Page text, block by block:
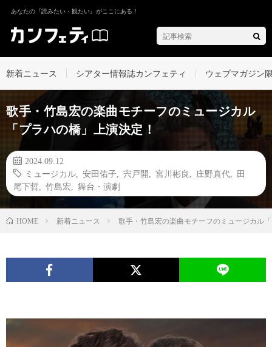
あなたの『読みたい・観たい』がここにある！
新着ニュース シアター情報誌カンフェティ ウェブマガジン
歌手・竹島宏の楽曲モチーフのミュージカル
「プラハの橋」上演決定！
2024.09.12
ミュージカル
安田佑子 宍戸開 宮川彬良 庄野真代
田
尾下哲
竹島宏 舞台・演劇
HOME 新着ニュース 歌手・竹島宏の楽曲モチーフのミュージカル